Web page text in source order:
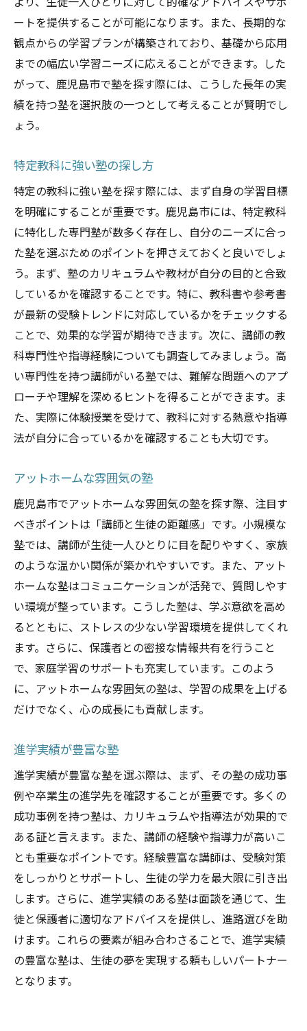
ートを提供することが可能になります。また、長期的な
観点からの学習プランが構築されており、基礎から応用
までの幅広い学習ニーズに応えることができます。した
がって、鹿児島市で塾を探す際には、こうした長年の実
績を持つ塾を選択肢の一つとして考えることが賢明でし
ょう。
特定教科に強い塾の探し方
特定の教科に強い塾を探す際には、まず自身の学習目標
を明確にすることが重要です。鹿児島市には、特定教科
に特化した専門塾が数多く存在し、自分のニーズに合っ
た塾を選ぶためのポイントを押さえておくと良いでしょ
う。まず、塾のカリキュラムや教材が自分の目的と合致
しているかを確認することです。特に、教科書や参考書
が最新の受験トレンドに対応しているかをチェックする
ことで、効果的な学習が期待できます。次に、講師の教
科専門性や指導経験についても調査してみましょう。高
い専門性を持つ講師がいる塾では、難解な問題へのアプ
ローチや理解を深めるヒントを得ることができます。ま
た、実際に体験授業を受けて、教科に対する熱意や指導
法が自分に合っているかを確認することも大切です。
アットホームな雰囲気の塾
鹿児島市でアットホームな雰囲気の塾を探す際、注目す
べきポイントは「講師と生徒の距離感」です。小規模な
塾では、講師が生徒一人ひとりに目を配りやすく、家族
のような温かい関係が築かれやすいです。また、アット
ホームな塾はコミュニケーションが活発で、質問しやす
い環境が整っています。こうした塾は、学ぶ意欲を高め
るとともに、ストレスの少ない学習環境を提供してくれ
ます。さらに、保護者との密接な情報共有を行うこと
で、家庭学習のサポートも充実しています。このよう
に、アットホームな雰囲気の塾は、学習の成果を上げる
だけでなく、心の成長にも貢献します。
進学実績が豊富な塾
進学実績が豊富な塾を選ぶ際は、まず、その塾の成功事
例や卒業生の進学先を確認することが重要です。多くの
成功事例を持つ塾は、カリキュラムや指導法が効果的で
ある証と言えます。また、講師の経験や指導力が高いこ
とも重要なポイントです。経験豊富な講師は、受験対策
をしっかりとサポートし、生徒の学力を最大限に引き出
します。さらに、進学実績のある塾は面談を通じて、生
徒と保護者に適切なアドバイスを提供し、進路選びを助
けます。これらの要素が組み合わさることで、進学実績
の豊富な塾は、生徒の夢を実現する頼もしいパートナー
となります。